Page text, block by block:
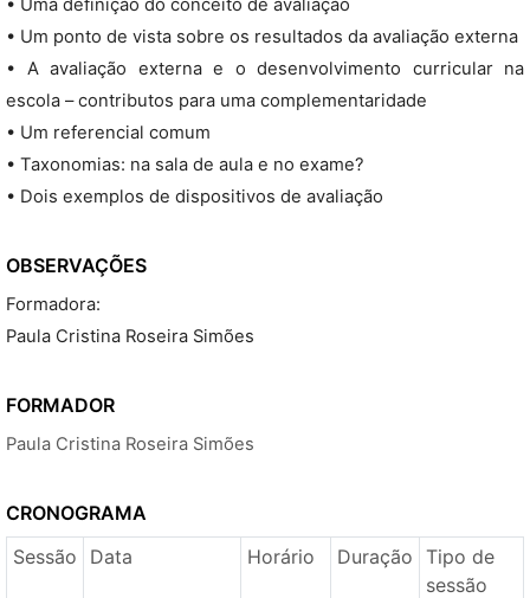
• Uma definição do conceito de avaliação
• Um ponto de vista sobre os resultados da avaliação externa
• A avaliação externa e o desenvolvimento curricular na
escola – contributos para uma complementaridade
• Um referencial comum
• Taxonomias: na sala de aula e no exame?
• Dois exemplos de dispositivos de avaliação
OBSERVAÇÕES
Formadora:
Paula Cristina Roseira Simões
FORMADOR
Paula Cristina Roseira Simões
CRONOGRAMA
Sessão
Data Horário Duração Tipo de
sessão